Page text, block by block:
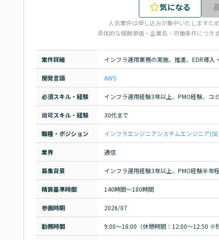
気になる
人気案件は申し込みが集中いたしますた
具体的な報酬単価・企業名・労働条件につき
案件詳細 インフラ運用業務の実施、推進、EDR導
開発言語 AWS
必須スキル・経験 インフラ運用経験3年以上、PMO経験、コ
尚可スキル・経験 30代まで
職種・ポジション インフラエンジニアシステムエンジニア
業界 通信
募集背景 インフラ運用経験3年以上、PMO経験半年
精算基準時間 140時間〜180時間
参画時期 2026/07
勤務時間 9:00～18:00（休憩時間：12:00～12:50 ※